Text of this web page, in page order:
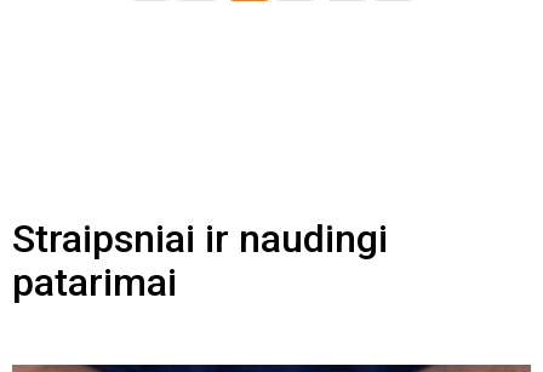
Straipsniai ir naudingi
patarimai